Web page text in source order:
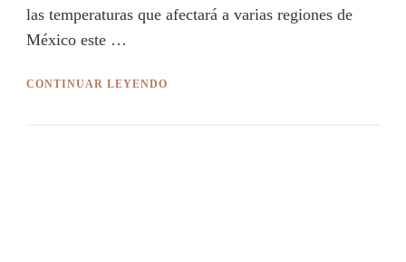
las temperaturas que afectará a varias regiones de
México este …
CONTINUAR LEYENDO